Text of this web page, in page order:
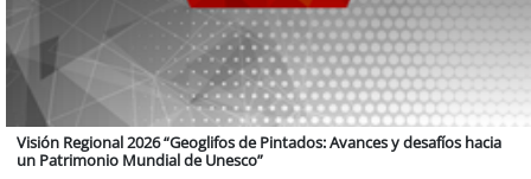
Visión Regional 2026 “Geoglifos de Pintados: Avances y desafíos hacia
un Patrimonio Mundial de Unesco”